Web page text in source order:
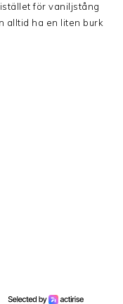
för vaniljstång
alltid ha en liten burk